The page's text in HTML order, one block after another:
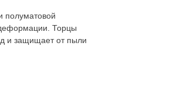
полуматовой
Торцы
и защищает от пыли